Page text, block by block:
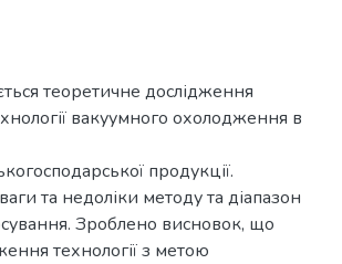
теоретичне дослідження
вакуумного охолодження в
продукції.
та недоліки методу та діапазон
Зроблено висновок, що
технології з метою